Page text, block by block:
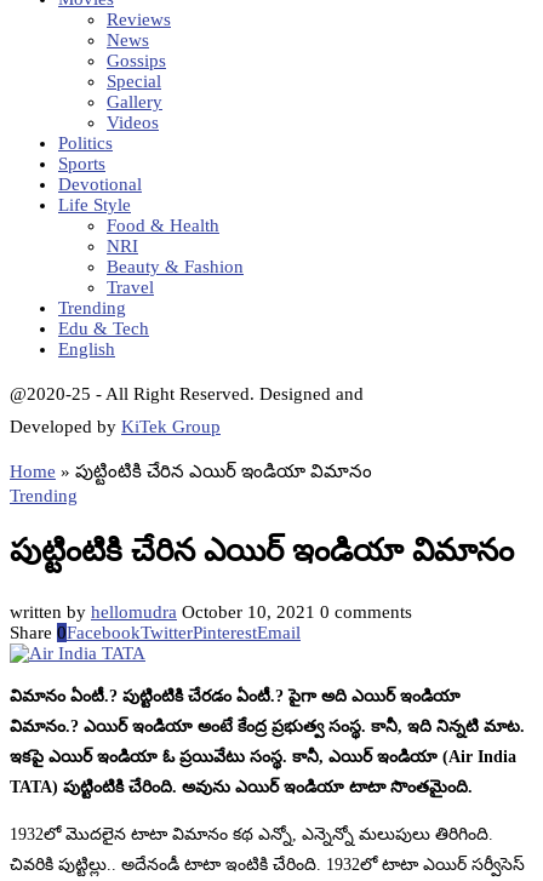
Reviews
News
Gossips
Special
Gallery
Videos
Politics
Sports
Devotional
Life Style
Food & Health
NRI
Beauty & Fashion
Travel
Trending
Edu & Tech
English
@2020-25 - All Right Reserved. Designed and
Developed by KiTek Group
Home » పుట్టింటికి చేరిన ఎయిర్ ఇండియా విమానం
Trending
పుట్టింటికి చేరిన ఎయిర్ ఇండియా విమానం
written by hellomudra October 10, 2021 0 comments
Share 0FacebookTwitterPinterestEmail
విమానం ఏంటీ.? పుట్టింటికి చేరడం ఏంటీ.? పైగా అది ఎయిర్ ఇండియా
విమానం.? ఎయిర్ ఇండియా అంటే కేంద్ర ప్రభుత్వ సంస్థ. కానీ, ఇది నిన్నటి మాట.
ఇకపై ఎయిర్ ఇండియా ఓ ప్రయివేటు సంస్థ. కానీ, ఎయిర్ ఇండియా (Air India
TATA) పుట్టింటికి చేరింది. అవును ఎయిర్ ఇండియా టాటా సొంతమైంది.
1932లో మొదలైన టాటా విమానం కథ ఎన్నో, ఎన్నెన్నో మలుపులు తిరిగింది.
చివరికి పుట్టిల్లు.. అదేనండీ టాటా ఇంటికి చేరింది. 1932లో టాటా ఎయిర్ సర్వీసెస్